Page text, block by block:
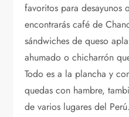
favoritos para
encontrarás café de
sándwiches de queso
ahumado o chicharrón
Todo es a la plancha y
quedas con hambre,
de varios lugares del Perú.